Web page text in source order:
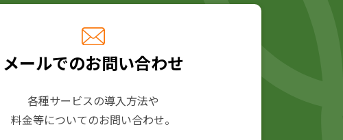
メールでのお問い合わせ
各種サービスの導入方法や
料金等についてのお問い合わせ。